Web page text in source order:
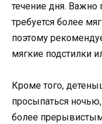
течение дня.
требуется более
поэтому
мягкие подстилки
Кроме того,
просыпаться
более